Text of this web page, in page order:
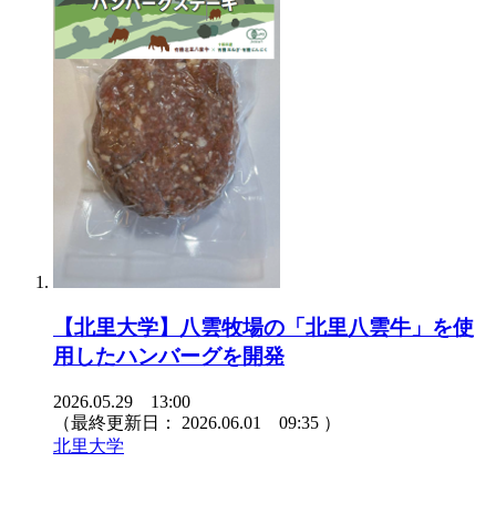
【北里大学】八雲牧場の「北里八雲牛」を使
用したハンバーグを開発
2026.05.29 13:00
（最終更新日： 2026.06.01 09:35 ）
北里大学